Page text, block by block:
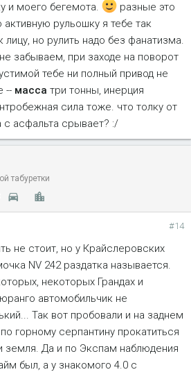
и моего бегемота.
разные это
рульошку я тебе так
но рулить надо без фанатизма.
забываем, при заходе на поворот
тебе ни полный привод не
-- масса три тонны, инерция
сила тоже. что толку от
с асфальта срывает? :/
табуретки
#14
не стоит, но у Крайслеровских
NV 242 раздатка называется.
некоторых Грандах и
автомобильчик не
Так вот пробовали и на заднем
горному серпантину прокатиться
земля. Да и по Экспам наблюдения
был, а у знакомого 4.0 с